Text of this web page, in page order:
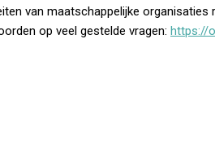
van maatschappelijke organisaties
op veel gestelde vragen: https://